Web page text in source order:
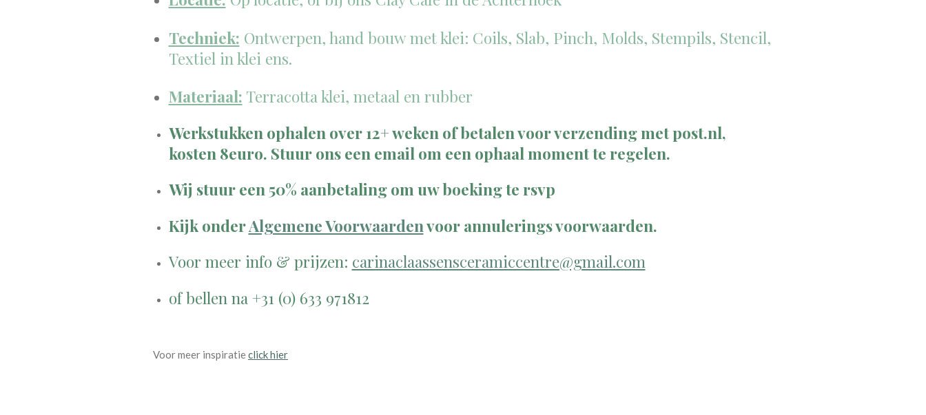
Techniek: Ontwerpen, hand bouw met klei: Coils, Slab, Pinch, Molds, Stempils, Stencil,
Textiel in klei ens.
Materiaal: Terracotta klei, metaal en rubber
Werkstukken ophalen over 12+ weken of betalen voor verzending met post.nl,
kosten 8euro. Stuur ons een email om een ophaal moment te regelen.
Wij stuur een 50% aanbetaling om uw boeking te rsvp
Kijk onderAlgemene Voorwaardenvoor annulerings voorwaarden.
Voor meer info & prijzen: carinaclaassensceramiccentre@gmail.com
of bellen na +31 (0) 633 971812
Voor meer inspiratieclick hier